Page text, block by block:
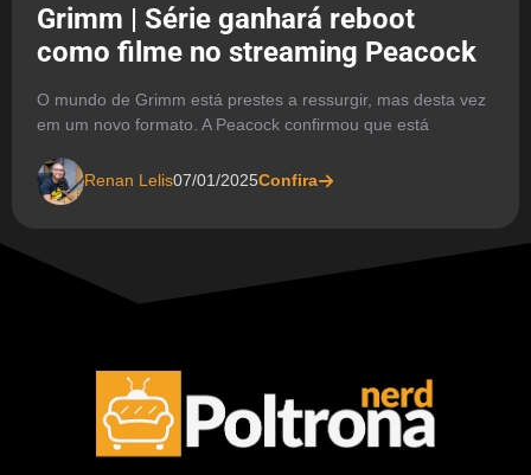
Grimm | Série ganhará reboot
como filme no streaming Peacock
O mundo de Grimm está prestes a ressurgir, mas desta vez
em um novo formato. A Peacock confirmou que está
Renan Lelis07/01/2025Confira